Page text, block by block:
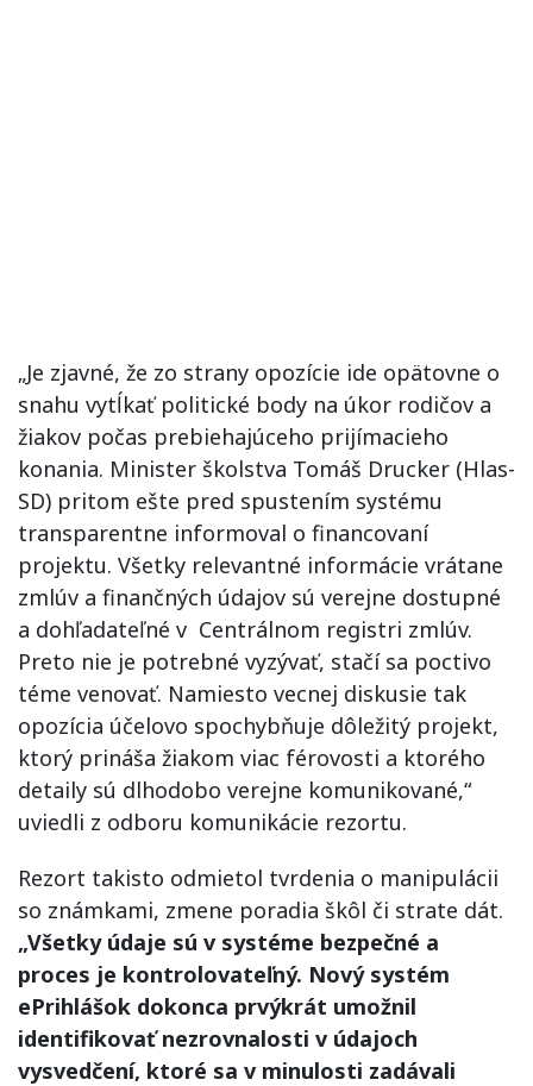
„Je zjavné, že zo strany opozície ide opätovne o
snahu vytĺkať politické body na úkor rodičov a
žiakov počas prebiehajúceho prijímacieho
konania. Minister školstva Tomáš Drucker (Hlas-
SD) pritom ešte pred spustením systému
transparentne informoval o financovaní
projektu. Všetky relevantné informácie vrátane
zmlúv a finančných údajov sú verejne dostupné
a dohľadateľné v Centrálnom registri zmlúv.
Preto nie je potrebné vyzývať, stačí sa poctivo
téme venovať. Namiesto vecnej diskusie tak
opozícia účelovo spochybňuje dôležitý projekt,
ktorý prináša žiakom viac férovosti a ktorého
detaily sú dlhodobo verejne komunikované,“
uviedli z odboru komunikácie rezortu.
Rezort takisto odmietol tvrdenia o manipulácii
so známkami, zmene poradia škôl či strate dát.
„Všetky údaje sú v systéme bezpečné a
proces je kontrolovateľný. Nový systém
ePrihlášok dokonca prvýkrát umožnil
identifikovať nezrovnalosti v údajoch
vysvedčení, ktoré sa v minulosti zadávali